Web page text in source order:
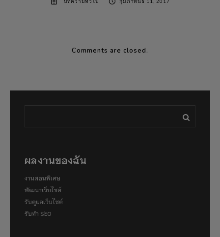
Comments are closed.
ผลงานของฉัน
งานสอนพิเศษ
พัฒนาเว็บไซต์
รับดูแลเว็บไซต์
รับทำ SEO